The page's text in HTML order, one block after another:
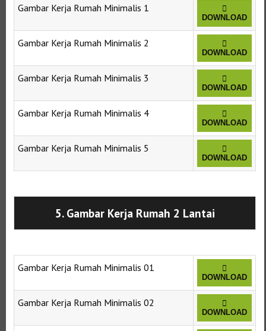
Gambar Kerja Rumah Minimalis 1
DOWNLOAD
Gambar Kerja Rumah Minimalis 2
DOWNLOAD
Gambar Kerja Rumah Minimalis 3
DOWNLOAD
Gambar Kerja Rumah Minimalis 4
DOWNLOAD
Gambar Kerja Rumah Minimalis 5
DOWNLOAD
5. Gambar Kerja Rumah 2 Lantai
Gambar Kerja Rumah Minimalis 01
DOWNLOAD
Gambar Kerja Rumah Minimalis 02
DOWNLOAD